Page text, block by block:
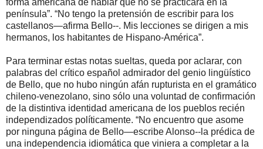
península”. “No tengo la pretensión de escribir para los
castellanos—afirma Bello--. Mis lecciones se dirigen a mis
hermanos, los habitantes de Hispano-América”.
Para terminar estas notas sueltas, queda por aclarar, con
palabras del crítico español admirador del genio lingüístico
de Bello, que no hubo ningún afán rupturista en el gramático
chileno-venezolano, sino sólo una voluntad de confirmación
de la distintiva identidad americana de los pueblos recién
independizados políticamente. “No encuentro que asome
por ninguna página de Bello—escribe Alonso--la prédica de
una independencia idiomática que viniera a completar a la